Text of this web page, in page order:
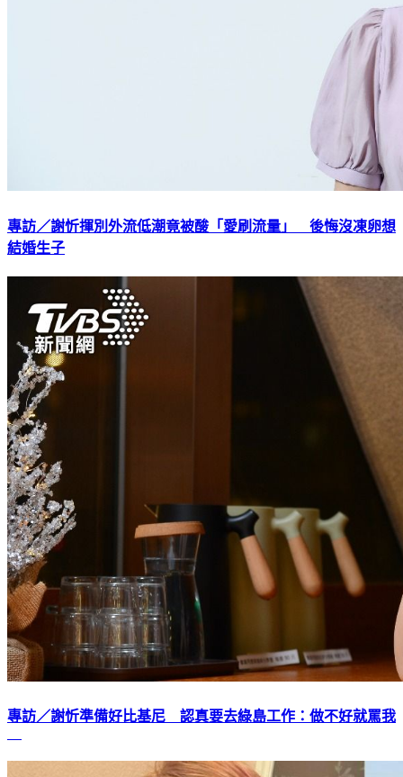
專訪／謝忻揮別外流低潮竟被酸「愛刷流量」 後悔沒凍卵想
結婚生子
專訪／謝忻準備好比基尼 認真要去綠島工作：做不好就罵我